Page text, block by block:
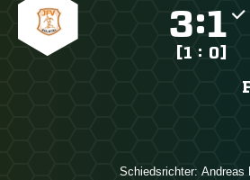
:
[1 : 0]
Schiedsrichter: 